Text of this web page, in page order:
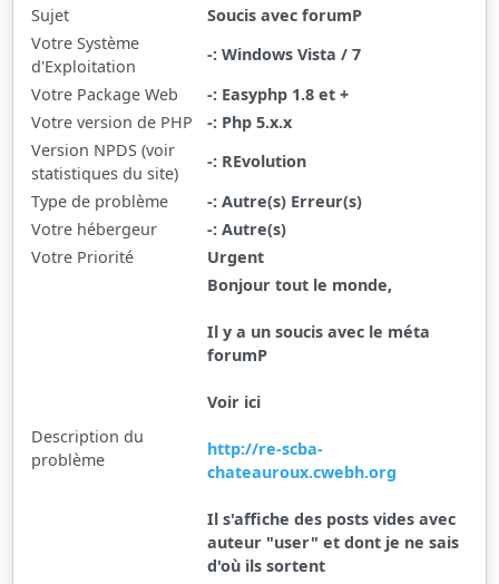
Sujet
Soucis avec forumP
Votre Système
d'Exploitation
-: Windows Vista / 7
Votre Package Web
-: Easyphp 1.8 et +
Votre version de PHP
-: Php 5.x.x
Version NPDS (voir
statistiques du site)
-: REvolution
Type de problème
-: Autre(s) Erreur(s)
Votre hébergeur
-: Autre(s)
Votre Priorité
Urgent
Description du
problème
Bonjour tout le monde,
Il y a un soucis avec le méta
forumP
Voir ici
http://re-scba-
chateauroux.cwebh.org
Il s'affiche des posts vides avec
auteur "user" et dont je ne sais
d'où ils sortent